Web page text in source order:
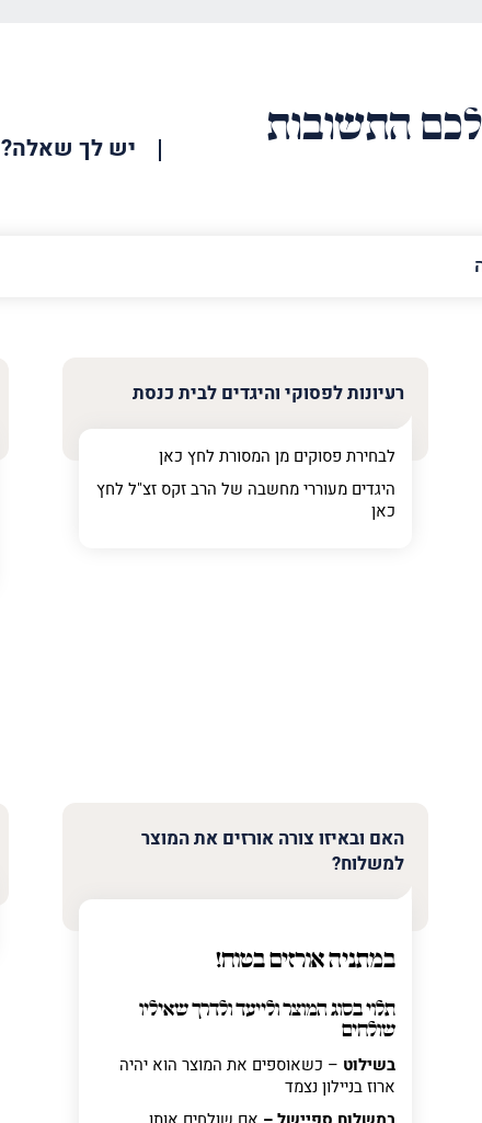
התשובות
יש לך שאלה?
רעיונות לפסוקי והיגדים לבית כנסת
לבחירת פסוקים מן המסורת לחץ כאן
היגדים מעוררי מחשבה של הרב זקס זצ"ל לחץ
כאן
האם ובאיזו צורה אורזים את המוצר
למשלוח?
במתניה אורזים בטוח!
תלוי בסוג המוצר ולייעד ולדרך שאיליו
שולחים
בשילוט – כשאוספים את המוצר הוא יהיה
ארוז בניילון נצמד